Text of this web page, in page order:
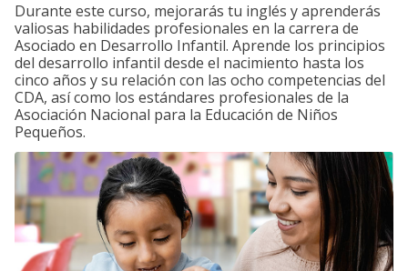
Durante este curso, mejorarás tu inglés y aprenderás
valiosas habilidades profesionales en la carrera de
Asociado en Desarrollo Infantil. Aprende los principios
del desarrollo infantil desde el nacimiento hasta los
cinco años y su relación con las ocho competencias del
CDA, así como los estándares profesionales de la
Asociación Nacional para la Educación de Niños
Pequeños.